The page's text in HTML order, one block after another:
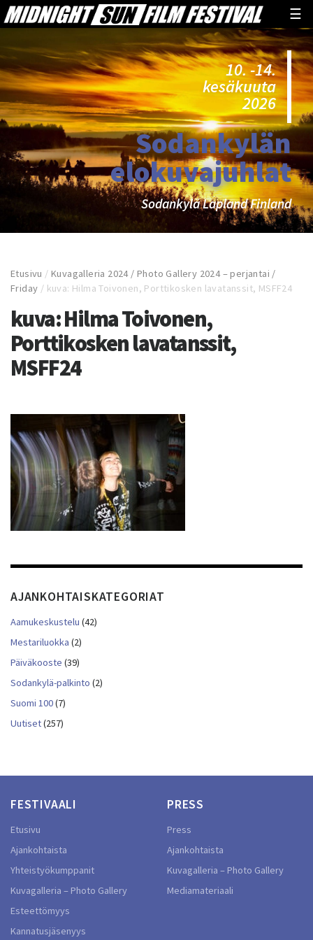
☰
10. -14.
kesäkuuta
2026
Sodankylän
elokuvajuhlat
Sodankylä Lapland Finland
Etusivu /Kuvagalleria 2024 / Photo Gallery 2024 – perjantai /
Friday / kuva: Hilma Toivonen, Porttikosken lavatanssit, MSFF24
kuva: Hilma Toivonen,
Porttikosken lavatanssit,
MSFF24
AJANKOHTAISKATEGORIAT
Aamukeskustelu (42)
Mestariluokka (2)
Päiväkooste (39)
Sodankylä-palkinto (2)
Suomi 100(7)
Uutiset(257)
FESTIVAALI
Etusivu
Ajankohtaista
Yhteistyökumppanit
Kuvagalleria – Photo Gallery
Esteettömyys
Kannatusjäsenyys
PRESS
Press
Ajankohtaista
Kuvagalleria – Photo Gallery
Mediamateriaali